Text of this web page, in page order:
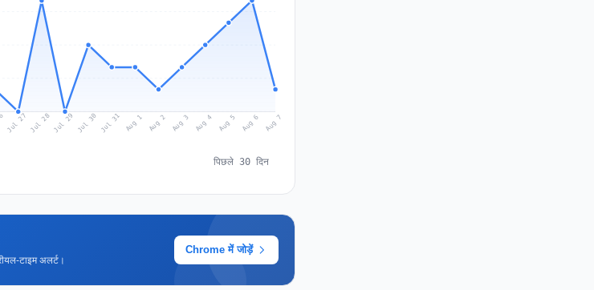
Jul 27 Jul 28Jul 29 Jul 30 Jul 31 Aug 1 Aug 2 Aug 3 Aug 4 Aug 5 Aug 6 Aug 7
पिछले 30 दिन
टाइम अलर्ट।
Chrome में जोड़ें